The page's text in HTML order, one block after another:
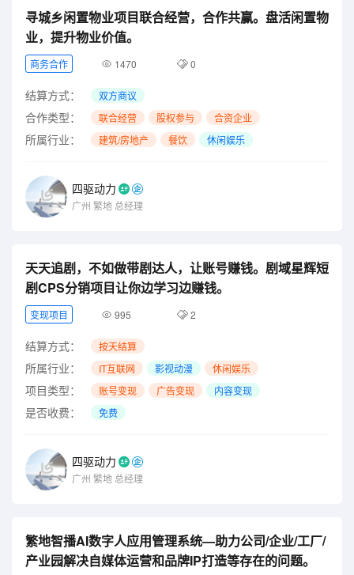
寻城乡闲置物业项目联合经营，合作共赢。盘活闲置物
业，提升物业价值。
商务合作 1470 0
结算方式： 双方商议
合作类型： 联合经营 股权参与 合资企业
所属行业： 建筑/房地产 餐饮 休闲娱乐
四驱动力
广州 繁地 总经理
天天追剧，不如做带剧达人，让账号赚钱。剧域星辉短
剧CPS分销项目让你边学习边赚钱。
变现项目 995 2
结算方式： 按天结算
所属行业： IT互联网 影视动漫 休闲娱乐
项目类型： 账号变现 广告变现 内容变现
是否收费： 免费
四驱动力
广州 繁地 总经理
繁地智播AI数字人应用管理系统—助力公司/企业/工厂/
产业园解决自媒体运营和品牌IP打造等存在的问题。